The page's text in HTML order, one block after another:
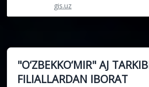
gis.uz
"O‘ZBEKKO‘MIR" AJ
FILIALLARDAN IBORAT